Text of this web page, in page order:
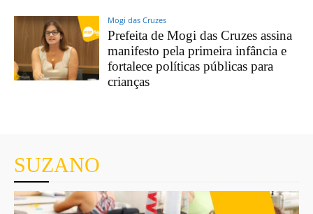
Mogi das Cruzes
Prefeita de Mogi das Cruzes assina
manifesto pela primeira infância e
fortalece políticas públicas para
crianças
SUZANO